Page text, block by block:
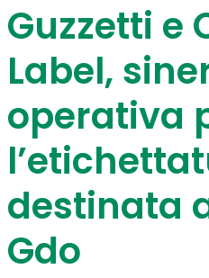
Guzzetti e
Label,
operativa
destinata
Gdo